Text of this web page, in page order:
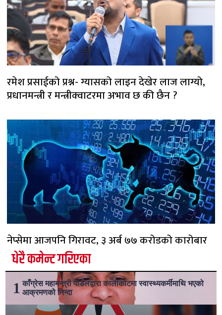
रमेश प्रसाईको प्रश्न- ग्यासको लाइन देखेर लाज लाग्यो,
प्रधानमन्त्री र मन्त्रीक्वाटरमा अभाव छ की छैन ?
नेप्सेमा आजपनि गिरावट, ३ अर्ब ७७ करोडको कारोबार
धेरै कमेन्ट गरिएका
काँग्रेस महामन्त्री पौडेलद्वारा कालीकोटमा स्वास्थ्यकर्मीमाथि भएको
आक्रमणको निन्दा